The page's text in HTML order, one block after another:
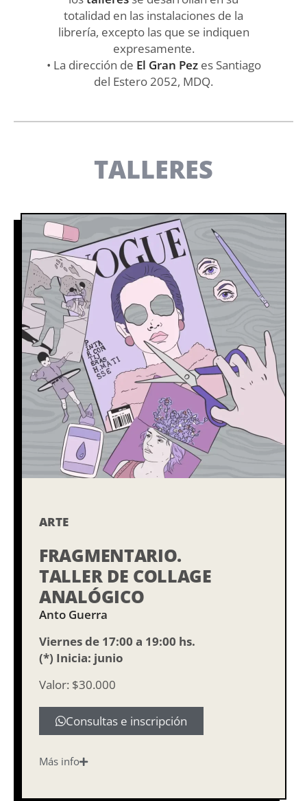
totalidad en las instalaciones de la
librería, excepto las que se indiquen
expresamente.
• La dirección de El Gran Pezes Santiago
del Estero 2052, MDQ.
TALLERES
ARTE
FRAGMENTARIO.
TALLER DE COLLAGE
ANALÓGICO
Anto Guerra
Viernes de 17:00 a 19:00 hs.
(*) Inicia: junio
Valor: $30.000
Consultas e inscripción
Más info